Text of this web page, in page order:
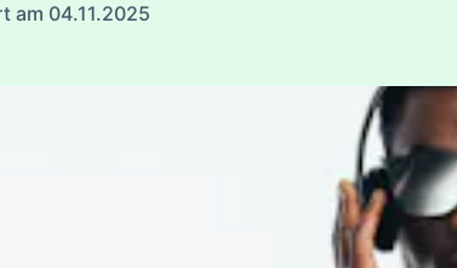
am 04.11.2025